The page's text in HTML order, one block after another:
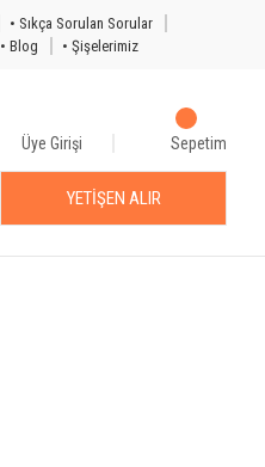
• Sıkça Sorulan Sorular
• Blog
• Şişelerimiz
Üye Girişi Sepetim
YETİŞEN ALIR